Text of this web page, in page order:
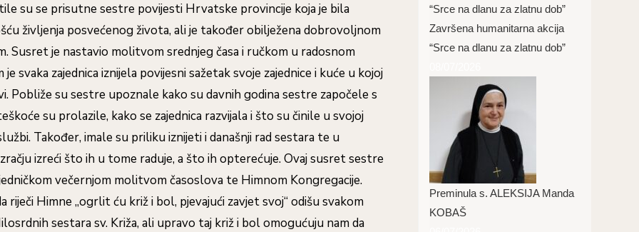
su se prisutne sestre povijesti Hrvatske provincije koja je bila
življenja posvećenog života, ali je također obilježena dobrovoljnom
Susret je nastavio molitvom srednjeg časa i ručkom u radosnom
svaka zajednica iznijela povijesni sažetak svoje zajednice i kuće u kojoj
Pobliže su sestre upoznale kako su davnih godina sestre započele s
su prolazile, kako se zajednica razvijala i što su činile u svojoj
Također, imale su priliku iznijeti i današnji rad sestara te u
izreći što ih u tome raduje, a što ih opterećuje. Ovaj susret sestre
večernjom molitvom časoslova te Himnom Kongregacije.
riječi Himne „ogrlit ću križ i bol, pjevajući zavjet svoj“ odišu svakom
sestara sv. Križa, ali upravo taj križ i bol omogućuju nam da
Završena humanitarna akcija
“Srce na dlanu za zlatnu dob”
Preminula s. ALEKSIJA Manda
KOBAŠ